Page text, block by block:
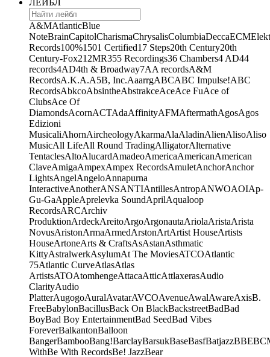
ЛЕЙБЛ
A&MAtlanticBlue
NoteBrainCapitolCharismaChrysalisColumbiaDeccaECM
Records100%1501 Certified17 Steps20th Century20th
Century-Fox21 2MR355 Recordings36 Chambers4 AD44
records4AD4th & Broadway7AA recordsA&M
RecordsA.K.A.A5B, Inc.AaarrgABCABC Impulse!ABC
RecordsAbkcoAbsintheAbstrakceAceAce FuAce of
ClubsAce Of
DiamondsAcornACTAdaAffinityAFMAftermathAgosAgos
Edizioni
MusicaliAhornAircheologyAkarmaAlaAladinAlienAlisoAliso
MusicAll LifeAll Round TradingAlligatorAlternative
TentaclesAltoAlucardAmadeoAmericaAmericanAmerican
ClaveAmigaAmpexAmpex RecordsAmuletAnchorAnchor
LightsAngelAngeloAnnapurna
InteractiveAnotherANSANTIAntillesAntropANWOAOIAp-
Gu-GaAppleAprelevka SoundAprilAqualoop
RecordsARCArchiv
ProduktionArdeckAreitoArgoArgonautaAriolaAristaArista
NovusAristonArmaArmedArstonArtArtist HouseArtists
HouseArtoneArts & CraftsAsAstanAsthmatic
KittyAstralwerkAsylumAt The MoviesATCOAtlantic
75Atlantic CurveAtlasAtlas
ArtistsATOAtomhengeAttacaAtticAttlaxerasAudio
ClarityAudio
PlatterAugogoAuralAvatarAVCOAvenueAwalAwareAxisB.
FreeBabylonBacillusBack On BlackBackstreetBadBad
BoyBad Boy EntertainmentBad SeedBad Vibes
ForeverBalkantonBalloon
BangerBambooBang!BarclayBarsukBaseBasfBatjazzBBE
WithBe With RecordsBe! JazzBear